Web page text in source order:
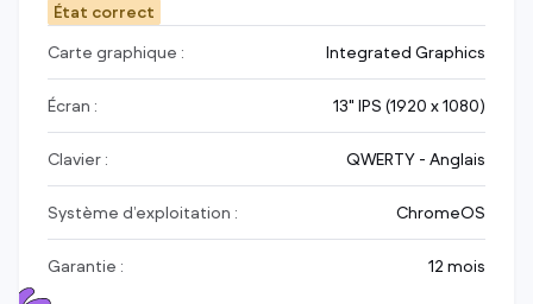
État correct
Carte graphique :
Integrated Graphics
Écran : 13" IPS (1920 x 1080)
Clavier : QWERTY - Anglais
Système d’exploitation : ChromeOS
Garantie : 12 mois